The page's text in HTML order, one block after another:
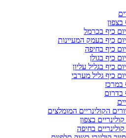
בצפון
יום כיף בכרמל
יום כיף בעמק המעיינות
יום כיף בחיפה
יום כיף בגולן
יום כיף בגליל עליון
יום כיף גליל מערבי
במרכז
בדרום
בצפון
בחיפה